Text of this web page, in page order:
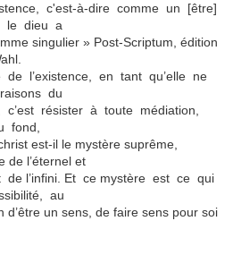
c'est-à-dire comme un [être]
le dieu a
singulier » Post-Scriptum, édition
l’existence, en tant qu’elle ne
du
résister à toute médiation,
fond,
est-il le mystère suprême,
de l’éternel et
l’infini. Et ce mystère est ce qui
au
un sens, de faire sens pour soi